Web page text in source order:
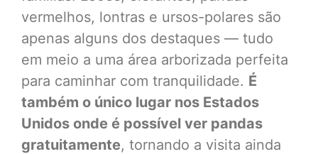
vermelhos, lontras e ursos-polares são
apenas alguns dos destaques — tudo
em meio a uma área arborizada perfeita
para caminhar com tranquilidade. É
também o único lugar nos Estados
Unidos onde é possível ver pandas
gratuitamente, tornando a visita ainda